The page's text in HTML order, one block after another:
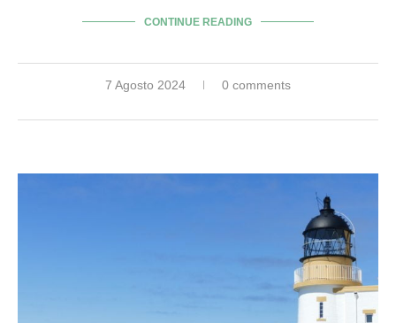
CONTINUE READING
7 Agosto 2024 0 comments